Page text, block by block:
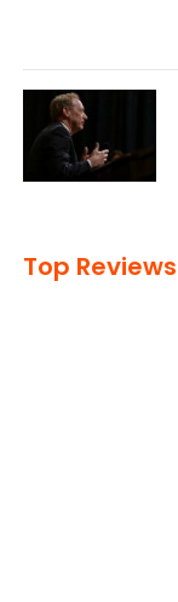
Top Reviews